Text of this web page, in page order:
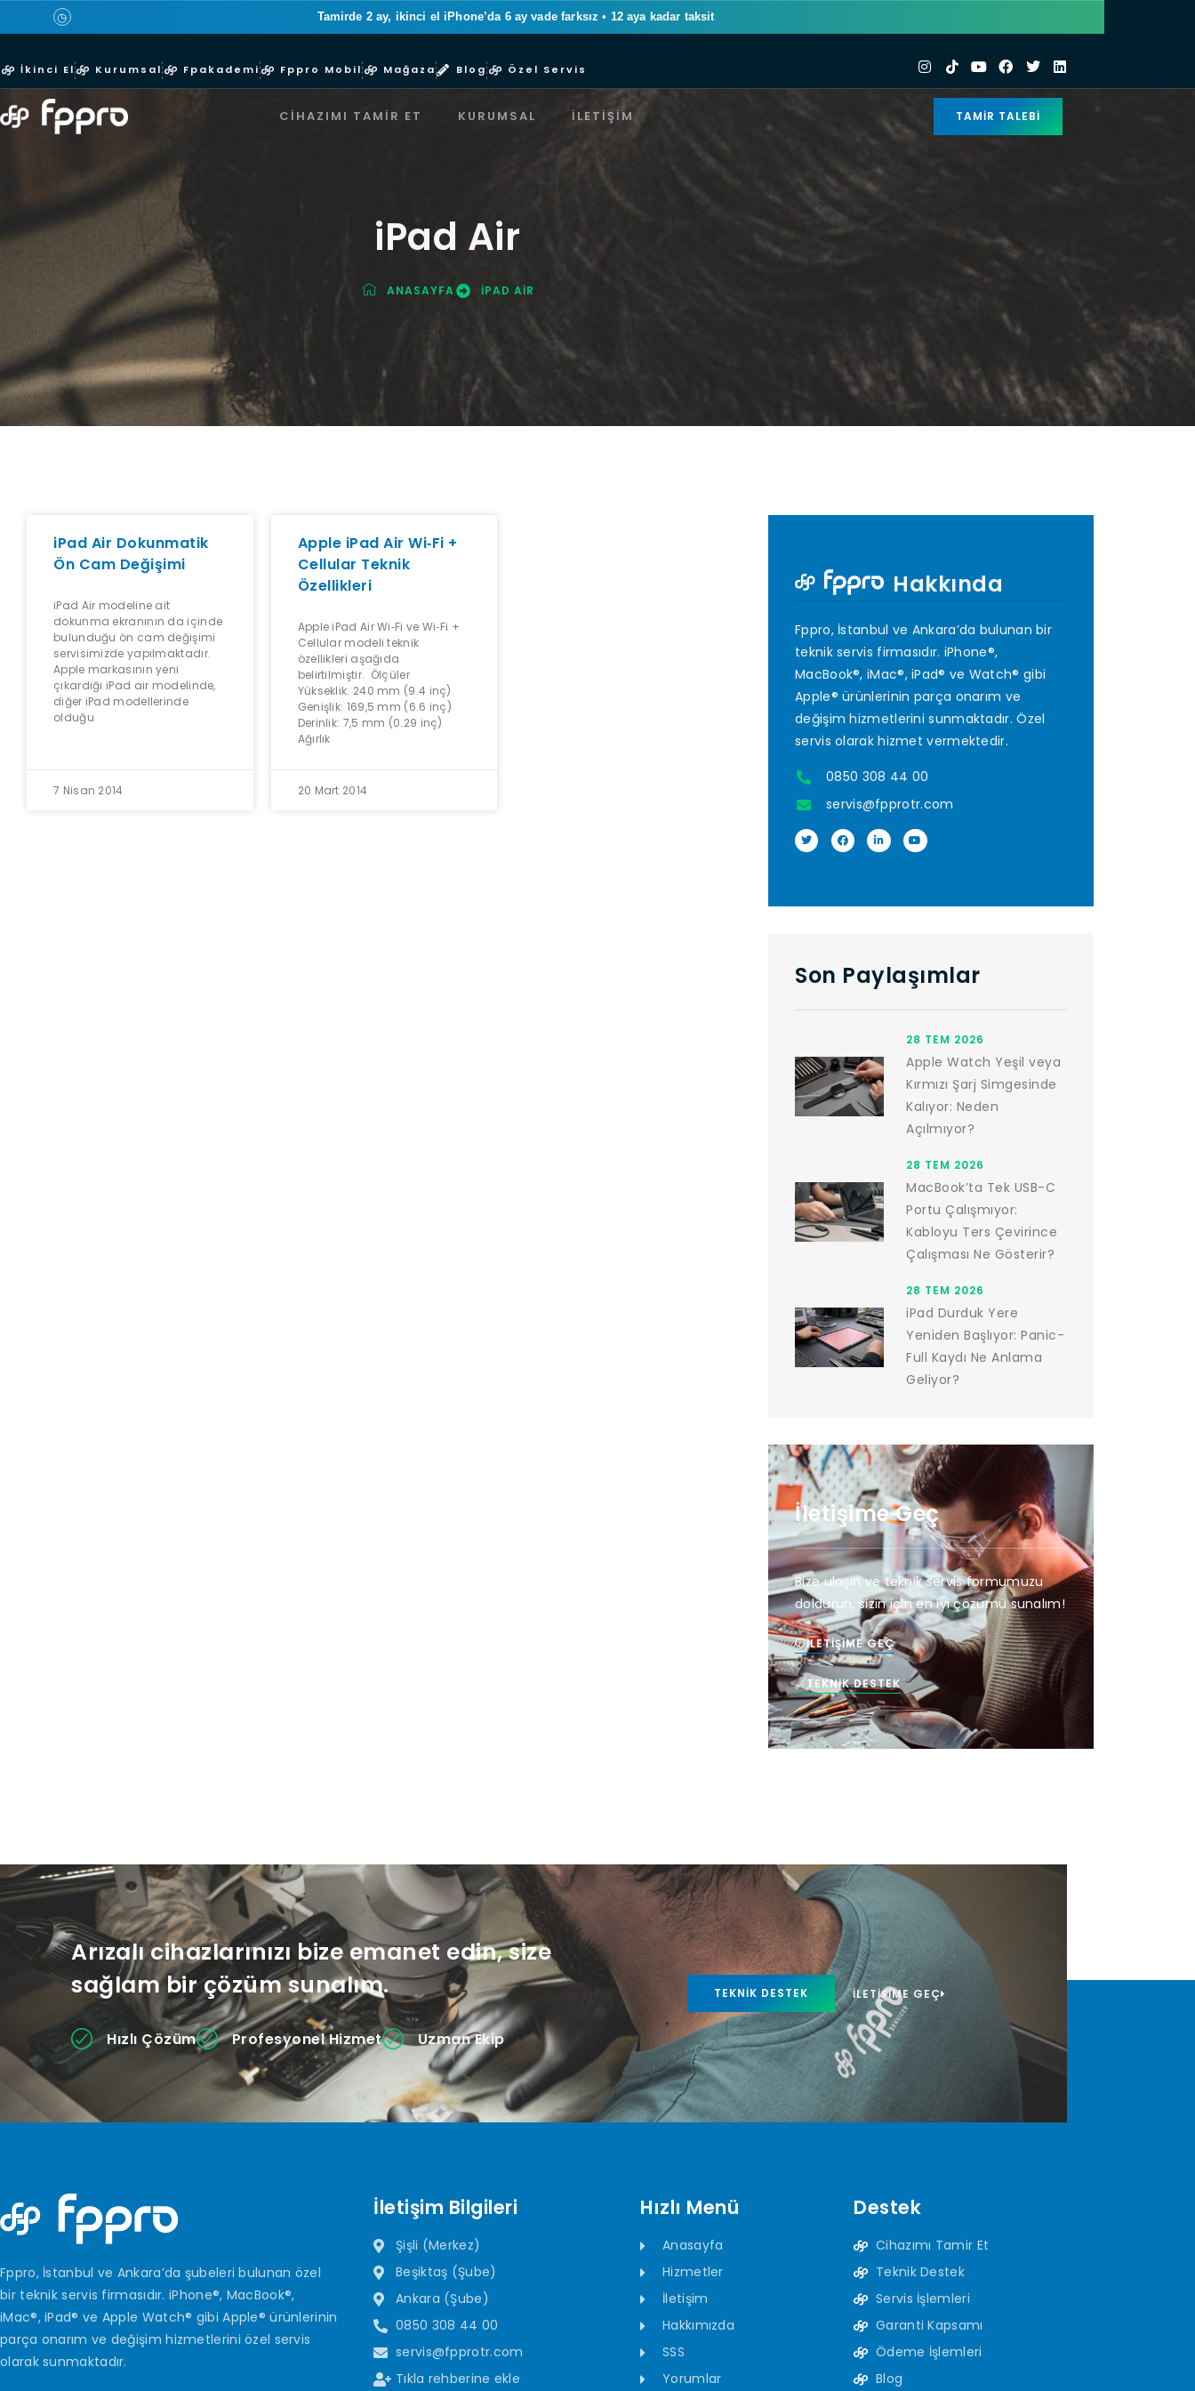
◷ Tamirde 2 ay, ikinci el iPhone’da 6 ay vade farksız • 12 aya kadar taksit
İkinci El Kurumsal Fpakademi Fppro Mobil Mağaza Blog Özel Servis
CIHAZIMI TAMIR ET KURUMSAL İLETIŞIM TAMIR TALEBI
iPad Air
ANASAYFA IPAD AIR
iPad Air Dokunmatik
Ön Cam Değişimi
iPad Air modeline ait
dokunma ekranının da içinde
bulunduğu ön cam değişimi
servisimizde yapılmaktadır.
Apple markasının yeni
çıkardığı iPad air modelinde,
diğer iPad modellerinde
olduğu
7 Nisan 2014
Apple iPad Air Wi‑Fi +
Cellular Teknik
Özellikleri
Apple iPad Air Wi‑Fi ve Wi‑Fi +
Cellular modeli teknik
özellikleri aşağıda
belirtilmiştir. Ölçüler
Yükseklik: 240 mm (9.4 inç)
Genişlik: 169,5 mm (6.6 inç)
Derinlik: 7,5 mm (0.29 inç)
Ağırlık
20 Mart 2014
Hakkında
Fppro, İstanbul ve Ankara’da bulunan bir
teknik servis firmasıdır. iPhone®,
MacBook®, iMac®, iPad® ve Watch® gibi
Apple® ürünlerinin parça onarım ve
değişim hizmetlerini sunmaktadır. Özel
servis olarak hizmet vermektedir.
0850 308 44 00
servis@fpprotr.com
Son Paylaşımlar
28 TEM 2026
Apple Watch Yeşil veya
Kırmızı Şarj Simgesinde
Kalıyor: Neden
Açılmıyor?
28 TEM 2026
MacBook’ta Tek USB-C
Portu Çalışmıyor:
Kabloyu Ters Çevirince
Çalışması Ne Gösterir?
28 TEM 2026
iPad Durduk Yere
Yeniden Başlıyor: Panic-
Full Kaydı Ne Anlama
Geliyor?
İletişime Geç
Bize ulaşın ve teknik servis formumuzu
doldurun, sizin için en iyi çözümü sunalım!
İLETIŞIME GEÇ
TEKNIK DESTEK
Arızalı cihazlarınızı bize emanet edin, size
sağlam bir çözüm sunalım.
Hızlı Çözüm Profesyonel Hizmet Uzman Ekip
TEKNIK DESTEK İLETIŞIME GEÇ
Fppro, İstanbul ve Ankara’da şubeleri bulunan özel
bir teknik servis firmasıdır. iPhone®, MacBook®,
iMac®, iPad® ve Apple Watch® gibi Apple® ürünlerinin
parça onarım ve değişim hizmetlerini özel servis
olarak sunmaktadır.
İletişim Bilgileri
Şişli (Merkez)
Beşiktaş (Şube)
Ankara (Şube)
0850 308 44 00
servis@fpprotr.com
Tıkla rehberine ekle
Hızlı Menü
Anasayfa
Hizmetler
İletişim
Hakkımızda
SSS
Yorumlar
Destek
Cihazımı Tamir Et
Teknik Destek
Servis İşlemleri
Garanti Kapsamı
Ödeme İşlemleri
Blog